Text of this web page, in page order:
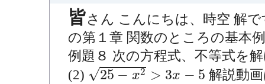
皆さん こんにちは、時空 解
の第１章 関数のところの基本
例題８ 次の方程式、不等式を
(2) √25 − x2 > 3x − 5
25−x2>3x− 5
解説動